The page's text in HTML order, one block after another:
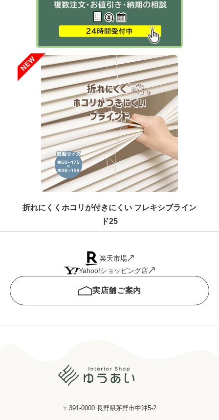
折れにくくホコリが付きにくい フレキシブライン
ド25
楽天市場
Yahoo!ショッピング店
実店舗ご案内
〒391-0000 長野県茅野市中沖5-2